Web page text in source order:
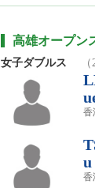
高雄オープン
女子ダブルス
香
u
香